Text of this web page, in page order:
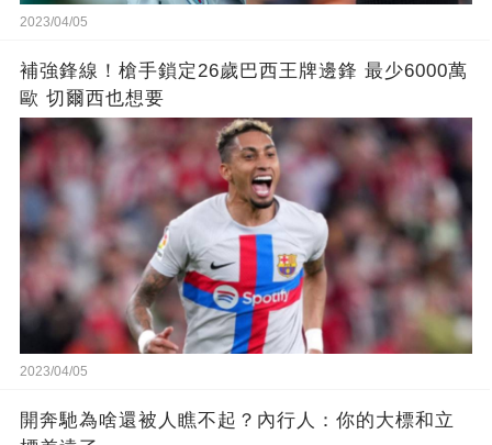
2023/04/05
補強鋒線！槍手鎖定26歲巴西王牌邊鋒 最少6000萬
歐 切爾西也想要
2023/04/05
開奔馳為啥還被人瞧不起？內行人：你的大標和立